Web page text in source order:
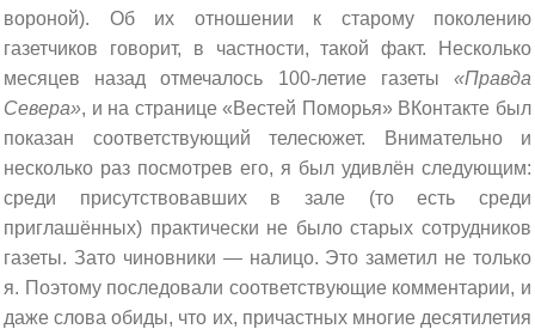
вороной). Об их отношении к старому поколению
газетчиков говорит, в частности, такой факт. Несколько
месяцев назад отмечалось 100-летие газеты «Правда
Севера», и на странице «Вестей Поморья» ВКонтакте был
показан соответствующий телесюжет. Внимательно и
несколько раз посмотрев его, я был удивлён следующим:
среди присутствовавших в зале (то есть среди
приглашённых) практически не было старых сотрудников
газеты. Зато чиновники — налицо. Это заметил не только
я. Поэтому последовали соответствующие комментарии, и
даже слова обиды, что их, причастных многие десятилетия